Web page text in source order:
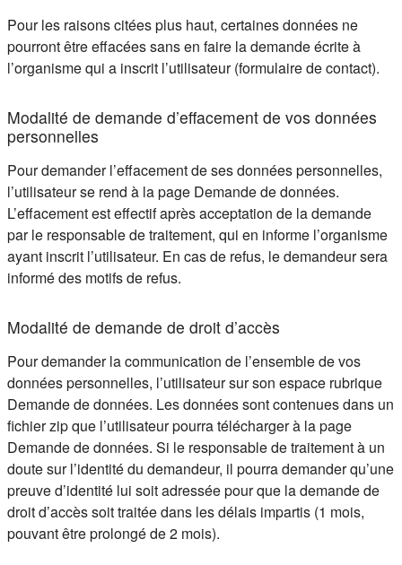
Pour les raisons citées plus haut, certaines données ne
pourront être effacées sans en faire la demande écrite à
l’organisme qui a inscrit l’utilisateur (formulaire de contact).
Modalité de demande d’effacement de vos données
personnelles
Pour demander l’effacement de ses données personnelles,
l’utilisateur se rend à la page Demande de données.
L’effacement est effectif après acceptation de la demande
par le responsable de traitement, qui en informe l’organisme
ayant inscrit l’utilisateur. En cas de refus, le demandeur sera
informé des motifs de refus.
Modalité de demande de droit d’accès
Pour demander la communication de l’ensemble de vos
données personnelles, l’utilisateur sur son espace rubrique
Demande de données. Les données sont contenues dans un
fichier zip que l’utilisateur pourra télécharger à la page
Demande de données. Si le responsable de traitement à un
doute sur l’identité du demandeur, il pourra demander qu’une
preuve d’identité lui soit adressée pour que la demande de
droit d’accès soit traitée dans les délais impartis (1 mois,
pouvant être prolongé de 2 mois).